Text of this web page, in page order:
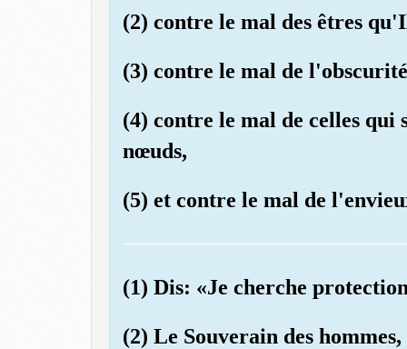
(2) contre le mal des êtres
(3) contre le mal de
(4) contre le mal de celles qui
nœuds,
(5) et contre le mal de
(1) Dis: «Je cherche
(2) Le Souverain des hommes,